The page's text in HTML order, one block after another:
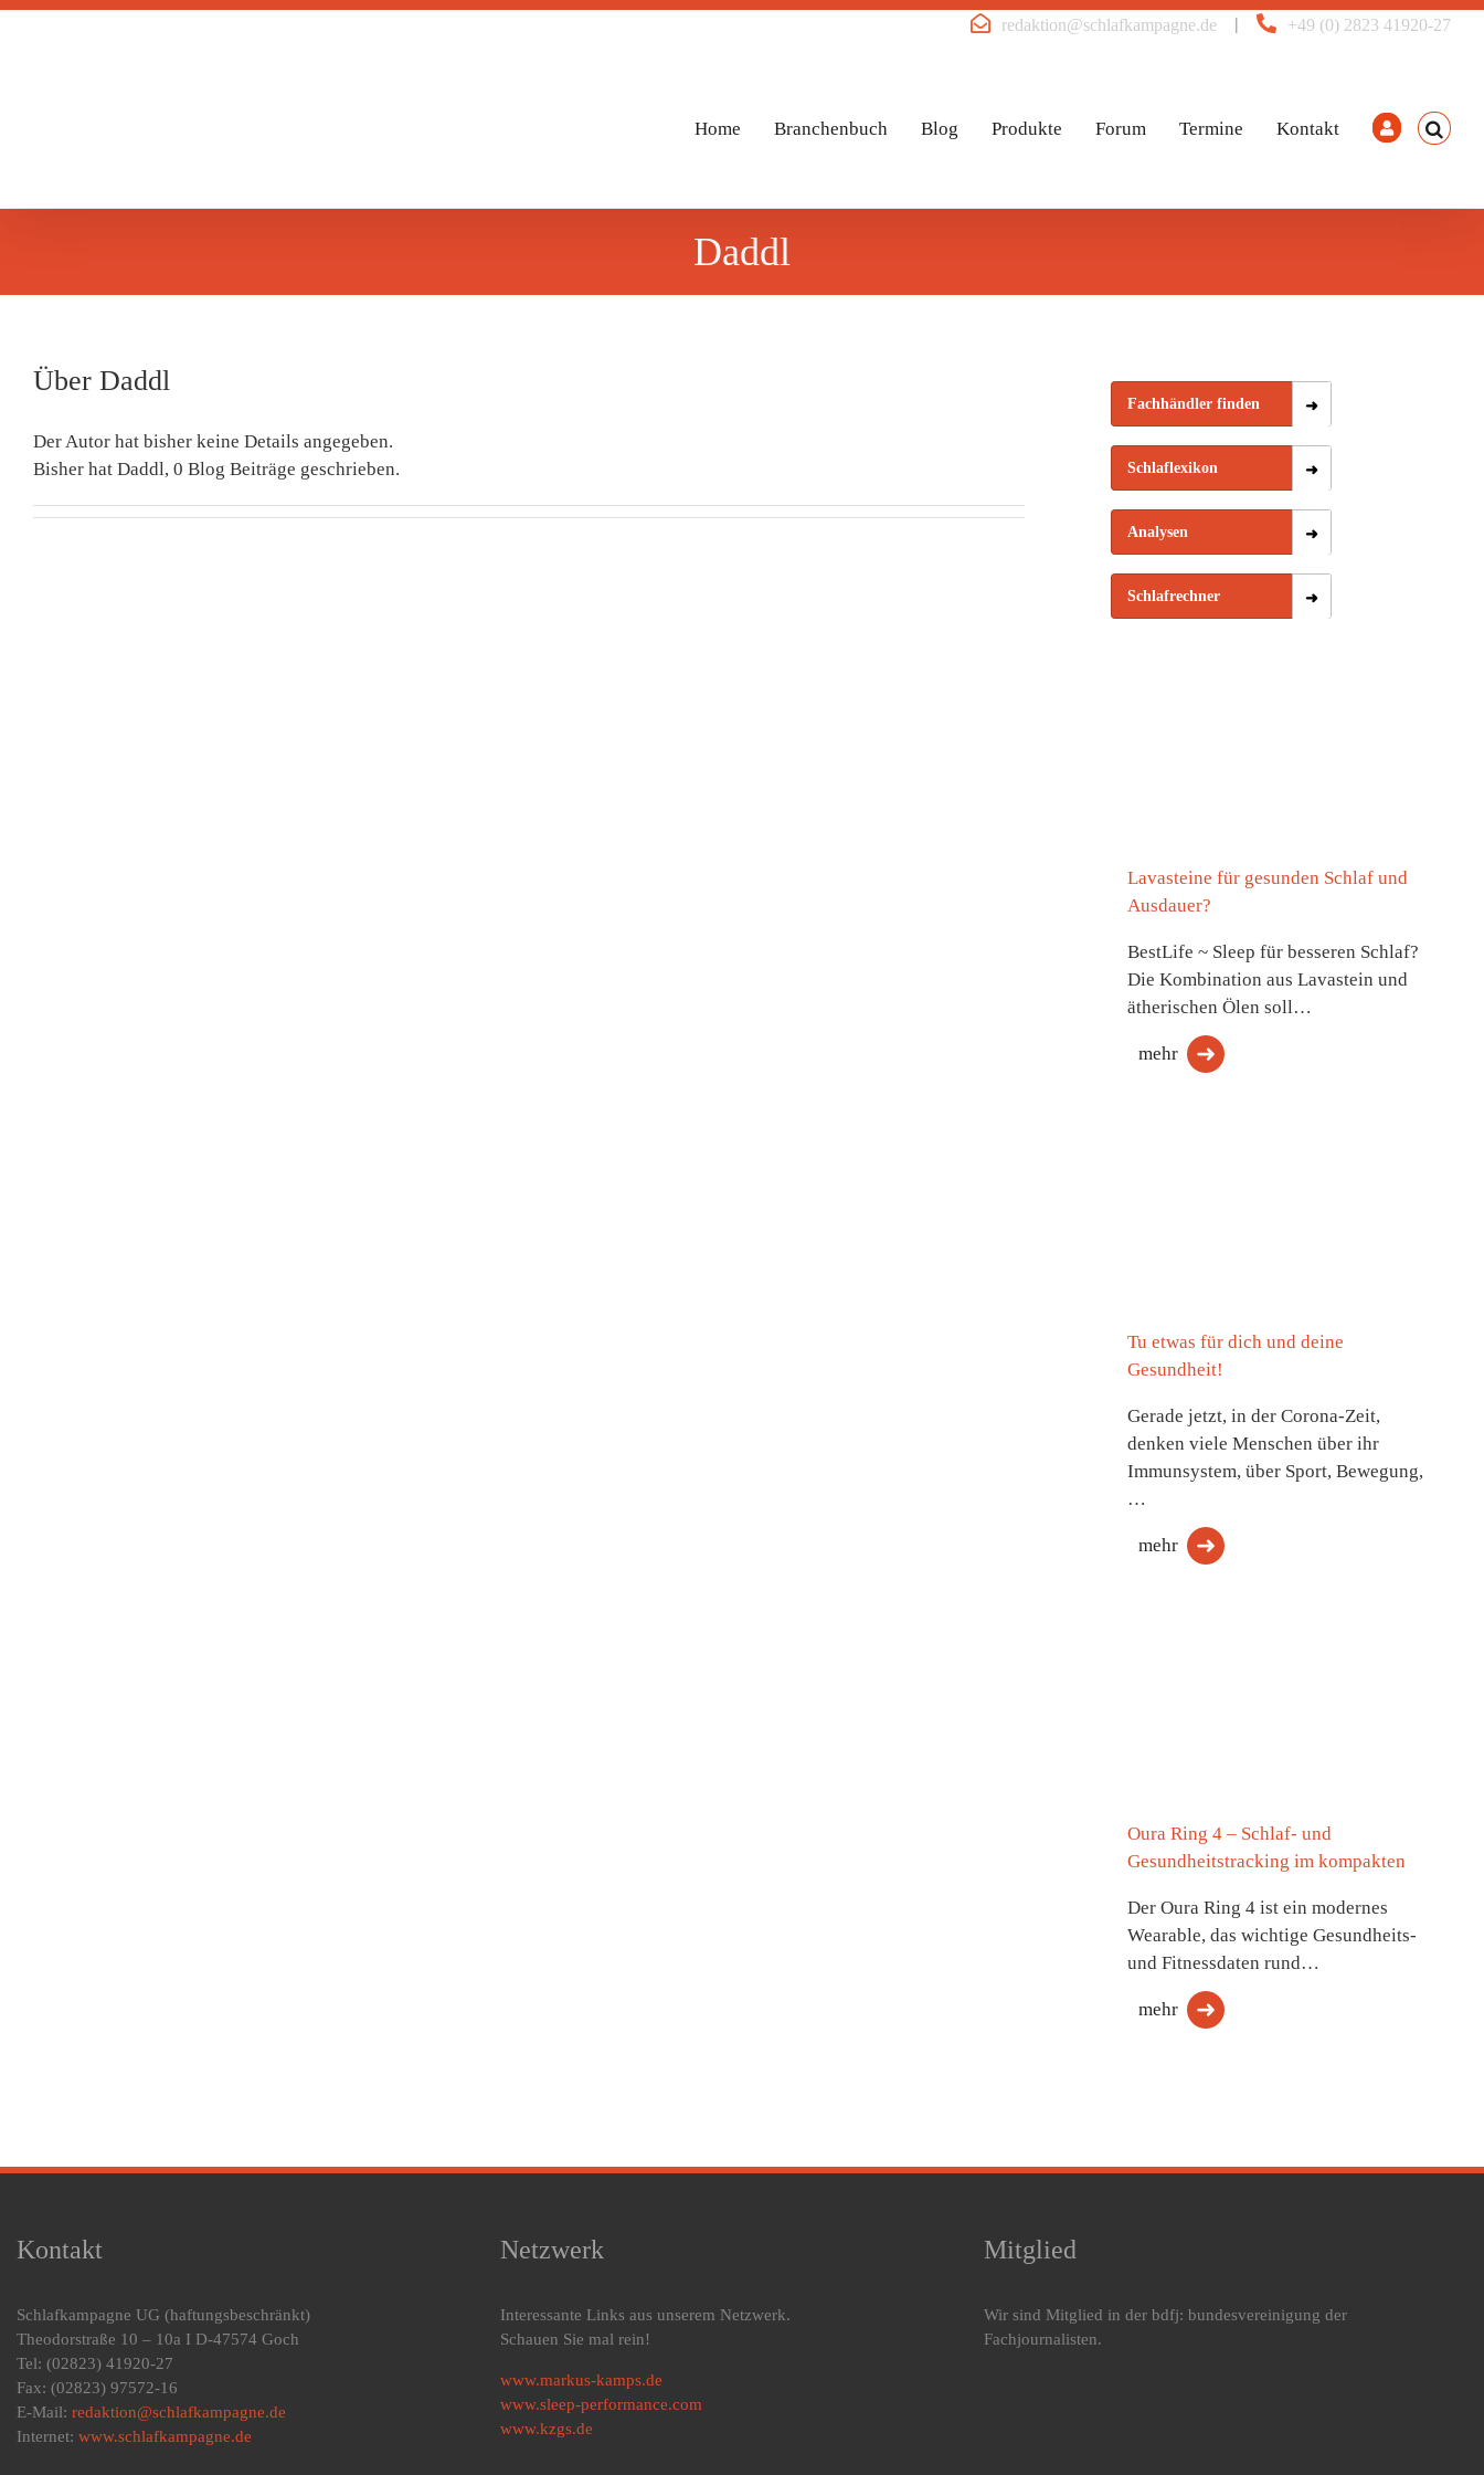
Zum
+49 (0) 2823 41920-27
|
redaktion@schlafkampagne.de
Home Branchenbuch Blog Produkte Forum Termine Kontakt
Daddl
Über Daddl
Der Autor hat bisher keine Details angegeben.
Bisher hat Daddl, 0 Blog Beiträge geschrieben.
Fachhändler finden
Schlaflexikon
Analysen
Schlafrechner
Lavasteine für gesunden Schlaf und
Ausdauer?
BestLife ~ Sleep für besseren Schlaf?
Die Kombination aus Lavastein und
ätherischen Ölen soll…
mehr
Tu etwas für dich und deine
Gesundheit!
Gerade jetzt, in der Corona-Zeit,
denken viele Menschen über ihr
Immunsystem, über Sport, Bewegung,
…
mehr
Oura Ring 4 – Schlaf- und
Gesundheitstracking im kompakten
Der Oura Ring 4 ist ein modernes
Wearable, das wichtige Gesundheits-
und Fitnessdaten rund…
mehr
Kontakt
Schlafkampagne UG (haftungsbeschränkt)
Theodorstraße 10 – 10a I D-47574 Goch
Tel: (02823) 41920-27
Fax: (02823) 97572-16
E-Mail: redaktion@schlafkampagne.de
Internet: www.schlafkampagne.de
Netzwerk
Interessante Links aus unserem Netzwerk.
Schauen Sie mal rein!
www.markus-kamps.de
www.sleep-performance.com
www.kzgs.de
Mitglied
Wir sind Mitglied in der bdfj: bundesvereinigung der
Fachjournalisten.